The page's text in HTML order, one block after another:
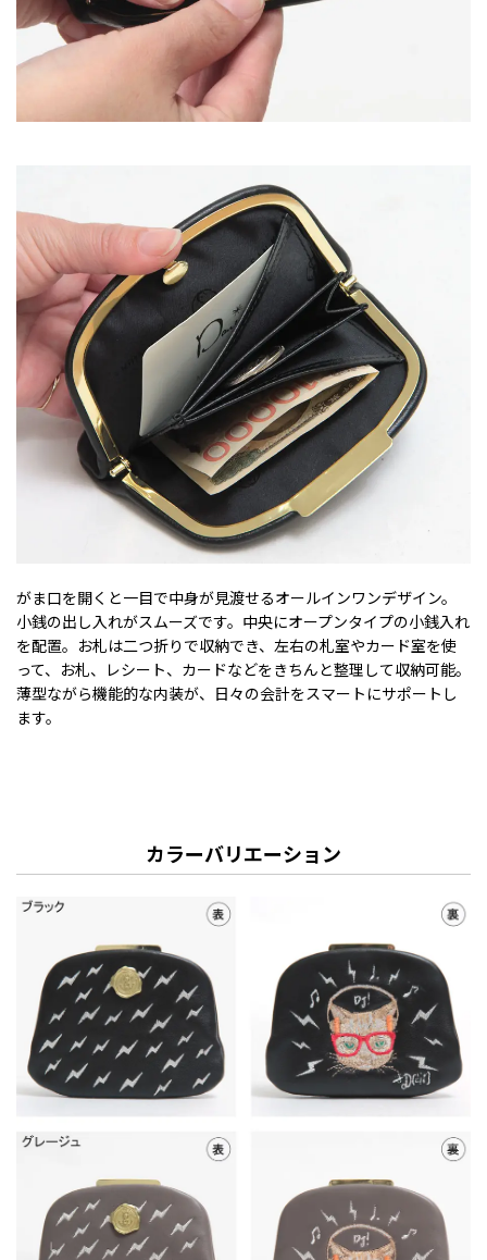
がま口を開くと一目で中身が見渡せるオールインワンデザイン。
小銭の出し入れがスムーズです。中央にオープンタイプの小銭入れ
を配置。お札は二つ折りで収納でき、左右の札室やカード室を使
って、お札、レシート、カードなどをきちんと整理して収納可能。
薄型ながら機能的な内装が、日々の会計をスマートにサポートし
ます。
カラーバリエーション